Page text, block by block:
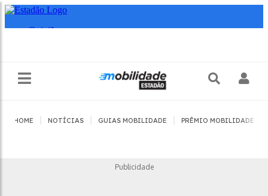
HOME NOTÍCIAS GUIAS MOBILIDADE PRÊMIO MOBILIDADE
Publicidade